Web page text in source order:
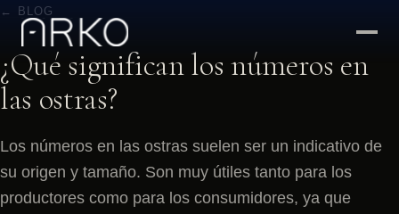
← BLOG
¿Qué significan los números en
las ostras?
Los números en las ostras suelen ser un indicativo de
su origen y tamaño. Son muy útiles tanto para los
productores como para los consumidores, ya que